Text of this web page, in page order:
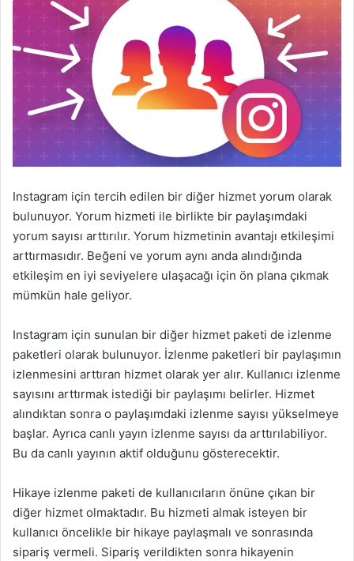
Instagram için tercih edilen bir diğer hizmet yorum olarak
bulunuyor. Yorum hizmeti ile birlikte bir paylaşımdaki
yorum sayısı arttırılır. Yorum hizmetinin avantajı etkileşimi
arttırmasıdır. Beğeni ve yorum aynı anda alındığında
etkileşim en iyi seviyelere ulaşacağı için ön plana çıkmak
mümkün hale geliyor.
Instagram için sunulan bir diğer hizmet paketi de izlenme
paketleri olarak bulunuyor. İzlenme paketleri bir paylaşımın
izlenmesini arttıran hizmet olarak yer alır. Kullanıcı izlenme
sayısını arttırmak istediği bir paylaşımı belirler. Hizmet
alındıktan sonra o paylaşımdaki izlenme sayısı yükselmeye
başlar. Ayrıca canlı yayın izlenme sayısı da arttırılabiliyor.
Bu da canlı yayının aktif olduğunu gösterecektir.
Hikaye izlenme paketi de kullanıcıların önüne çıkan bir
diğer hizmet olmaktadır. Bu hizmeti almak isteyen bir
kullanıcı öncelikle bir hikaye paylaşmalı ve sonrasında
sipariş vermeli. Sipariş verildikten sonra hikayenin